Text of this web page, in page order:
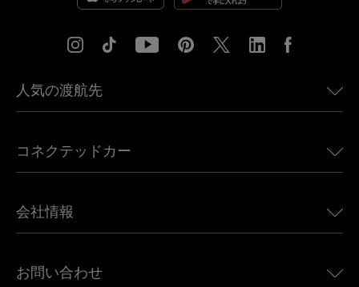
人気の渡航先
ヨーロッパ向けeSIM
カナダ向けeSIM
アフリカ向けeSIM
コネクテッドカー
Land Rover向けUbigi
Jeep向けUbigi
会社情報
Ubigi関連プレス
お問い合わせ